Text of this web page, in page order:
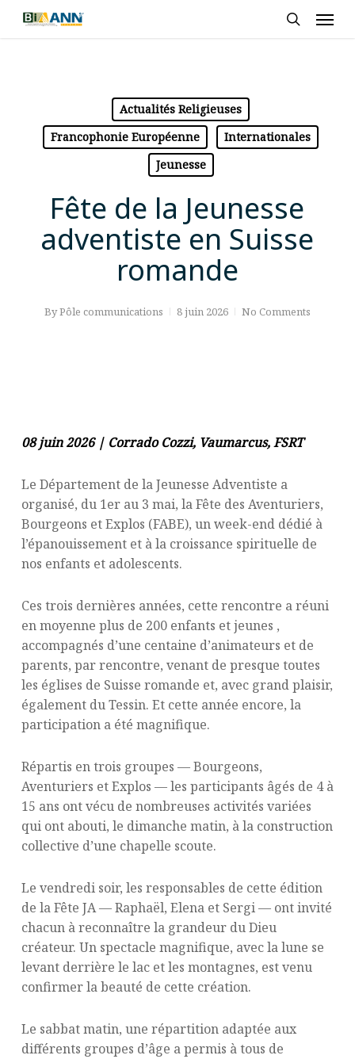
Skip
Actualités Religieuses
Francophonie Européenne
Internationales
Jeunesse
Fête de la Jeunesse
adventiste en Suisse
romande
ByPôle communications 8 juin 2026 No Comments
08 juin 2026 | Corrado Cozzi, Vaumarcus, FSRT
Le Département de la Jeunesse Adventiste a
organisé, du 1er au 3 mai, la Fête des Aventuriers,
Bourgeons et Explos (FABE), un week-end dédié à
l’épanouissement et à la croissance spirituelle de
nos enfants et adolescents.
Ces trois dernières années, cette rencontre a réuni
en moyenne plus de 200 enfants et jeunes ,
accompagnés d’une centaine d’animateurs et de
parents, par rencontre, venant de presque toutes
les églises de Suisse romande et, avec grand plaisir,
également du Tessin. Et cette année encore, la
participation a été magnifique.
Répartis en trois groupes — Bourgeons,
Aventuriers et Explos — les participants âgés de 4 à
15 ans ont vécu de nombreuses activités variées
qui ont abouti, le dimanche matin, à la construction
collective d’une chapelle scoute.
Le vendredi soir, les responsables de cette édition
de la Fête JA — Raphaël, Elena et Sergi — ont invité
chacun à reconnaître la grandeur du Dieu
créateur. Un spectacle magnifique, avec la lune se
levant derrière le lac et les montagnes, est venu
confirmer la beauté de cette création.
Le sabbat matin, une répartition adaptée aux
différents groupes d’âge a permis à tous de